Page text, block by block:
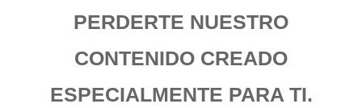
PERDERTE NUESTRO
CONTENIDO CREADO
ESPECIALMENTE PARA TI.